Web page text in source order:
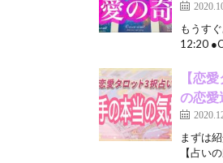
もうす
12:20
【恋
の恋愛
まずは
【占い